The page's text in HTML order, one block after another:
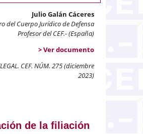
Julio Galán Cáceres
del Cuerpo Jurídico de Defensa
Profesor del CEF.- (España)
> Ver documento
CEF. NÚM. 275 (diciembre
2023)
de la filiación